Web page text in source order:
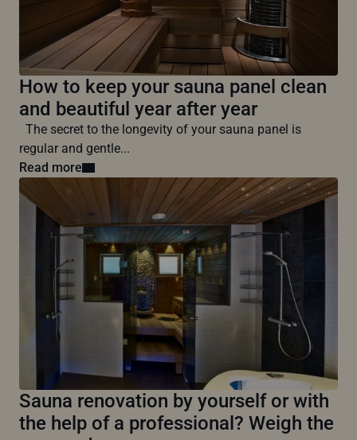
How to keep your sauna panel clean
and beautiful year after year
The secret to the longevity of your sauna panel is
regular and gentle...
Read more
Sauna renovation by yourself or with
the help of a professional? Weigh the